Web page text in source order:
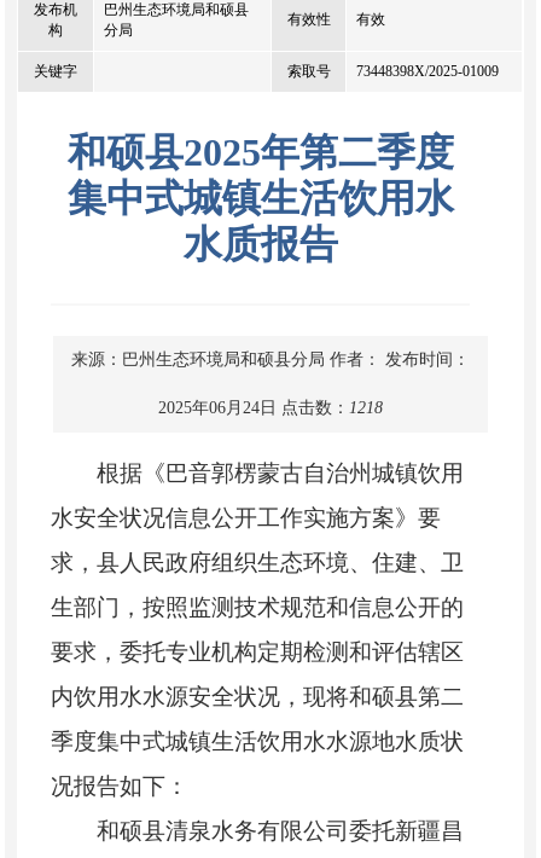
发布机
构
巴州生态环境局和硕县
分局
有效性 有效
关键字 索取号 73448398X/2025-01009
和硕县2025年第二季度
集中式城镇生活饮用水
水质报告
来源：巴州生态环境局和硕县分局 作者： 发布时间：
2025年06月24日 点击数： 1218
根据《巴音郭楞蒙古自治州城镇饮用
水安全状况信息公开工作实施方案》要
求，县人民政府组织生态环境、住建、卫
生部门，按照监测技术规范和信息公开的
要求，委托专业机构定期检测和评估辖区
内饮用水水源安全状况，现将和硕县第二
季度集中式城镇生活饮用水水源地水质状
况报告如下：
和硕县清泉水务有限公司委托新疆昌